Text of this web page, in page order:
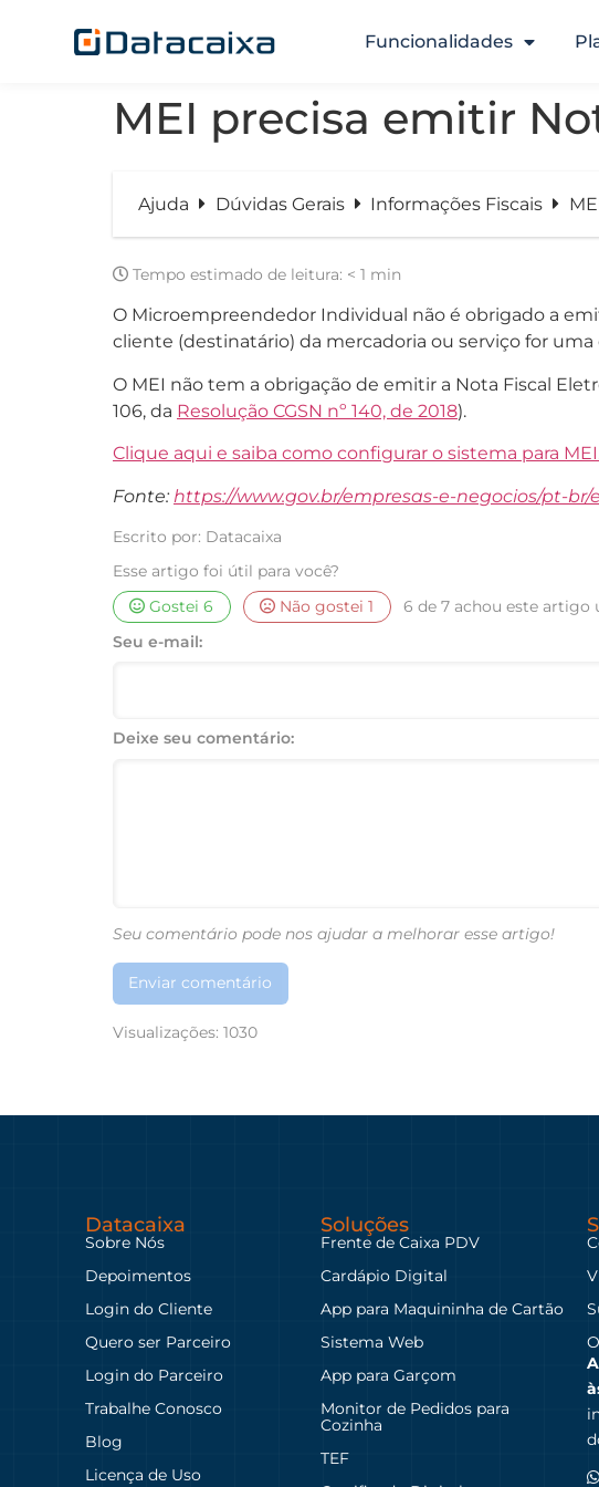
Funcionalidades
MEI precisa emitir
Ajuda Dúvidas Gerais Informações Fiscais
Tempo estimado de leitura: < 1 min
O Microempreendedor Individual não é obrigado a
cliente (destinatário) da mercadoria ou serviço for
O MEI não tem a obrigação de emitir a Nota Fiscal
106, da Resolução CGSN nº 140, de 2018).
Clique aqui e saiba como configurar o sistema para
Fonte: https://www.gov.br/empresas-e-negocios/pt-
Escrito por: Datacaixa
Esse artigo foi útil para você?
Gostei6 Não gostei1
6 de 7 achou este artigo
Seu e-mail:
Deixe seu comentário:
Seu comentário pode nos ajudar a melhorar esse artigo!
Enviar comentário
Visualizações: 1030
Datacaixa
Sobre Nós
Depoimentos
Login do Cliente
Quero ser Parceiro
Login do Parceiro
Trabalhe Conosco
Blog
Licença de Uso
Soluções
Frente de Caixa PDV
Cardápio Digital
App para Maquininha de Cartão
Sistema Web
App para Garçom
Monitor de Pedidos para
Cozinha
TEF